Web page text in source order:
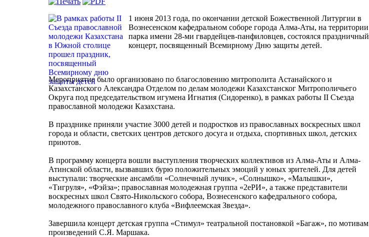
1 июня 2013 года, по окончании детской Божественной Литургии в
Вознесенском кафедральном соборе города Алма-Аты, на территории
парка имени 28-ми гвардейцев-панфиловцев, состоялся праздничный
концерт, посвященный Всемирному Дню защиты детей.
Мероприятие было организовано по благословению митрополита Астанайского и
Казахстанского Александра Отделом по делам молодежи Казахстанског Митрополичьего
Округа под председательством игумена Игнатия (Сидоренко), в рамках работы II Съезда
православной молодежи Казахстана.
В празднике приняли участие 3000 детей и подростков из православных воскресных школ
города и области, светских центров детского досуга и отдыха, спортивных школ, детских
приютов.
В программу концерта вошли выступления творческих коллективов из Алма-Аты и Алма-
Атинской области, вызвавших бурю положительных эмоций у юных зрителей. Для детей
выступали: творческие ансамбли «Солнечный лучик», «Солнышко», «Малышки»,
«Тигруля», «Фэйза»; православная молодежная группа «2еРИ», а также представители
воскресных школ Свято-Никольского собора, Вознесенского кафедрального собора,
молодежного православного клуба «Вифлеемская Звезда».
Завершила концерт детская группа «Стимул» театральной постановкой «Багаж», по мотивам
произведений С.Я. Маршака.